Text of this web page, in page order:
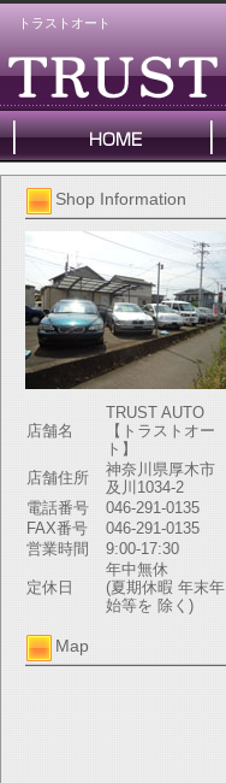
トラストオート
Shop Information
店舗名
TRUST AUTO
【トラストオー
ト】
店舗住所
神奈川県厚木市
及川1034-2
電話番号
046-291-0135
FAX番号
046-291-0135
営業時間
9:00-17:30
定休日
年中無休
(夏期休暇 年末年
始等を 除く)
Map